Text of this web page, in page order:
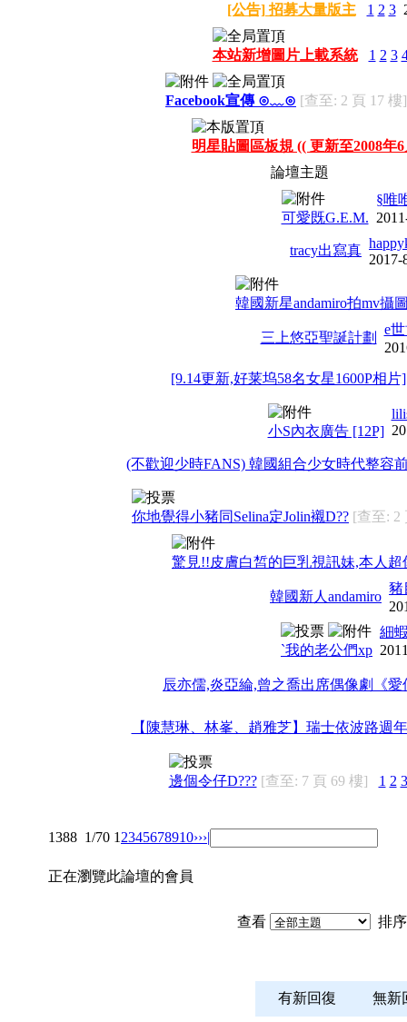
[公告] 招募大量版主 1 2 3
本站新增圖片上載系統 1 2 3
Facebook宣傳 ⊙﹏⊙ [查至: 2 頁 17 樓]
明星貼圖區板規 (( 更新至2008年6
論壇主題
可愛既G.E.M.
§
tracy出寫真
2017-
韓國新星andamiro拍mv攝
三上悠亞聖誕計劃
e
[9.14更新,好莱坞58名女星1600P相片
小S內衣廣告 [12P]
(不歡迎少時FANS) 韓國組合少女時代整容
你地覺得小豬同Selina定Jolin襯D?? [查至: 2
驚見!!皮膚白皙的巨乳視訊妹,本人超
韓國新人andamiro
豬
`我的老公們xp
細
辰亦儒,炎亞綸,曾之喬出席偶像劇《
【陳慧琳、林峯、趙雅芝】瑞士依波路週
邊個令仔D??? [查至: 7 頁 69 樓] 1 2 3
1388 1/70 1 2345678910›››|
正在瀏覽此論壇的會員
查看 排
有新回復 無